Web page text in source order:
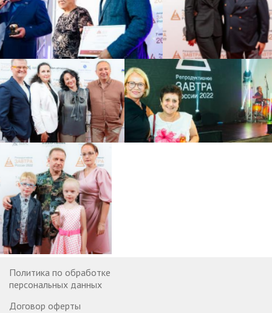
Политика по обработке
персональных данных
Договор оферты